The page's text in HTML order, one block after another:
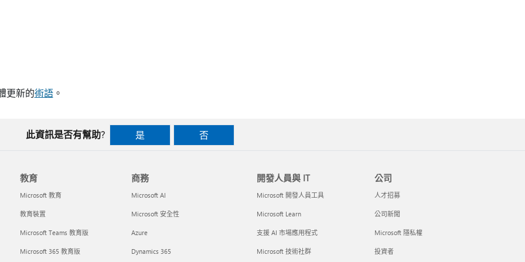
更新的術語。
此資訊是否有幫助? 是 否
教育
Microsoft 教育
教育裝置
Microsoft Teams 教育版
Microsoft 365 教育版
商務
Microsoft AI
Microsoft 安全性
Azure
Dynamics 365
開發人員與 IT
Microsoft 開發人員工具
Microsoft Learn
支援 AI 市場應用程式
Microsoft 技術社群
公司
人才招募
公司新聞
Microsoft 隱私權
投資者